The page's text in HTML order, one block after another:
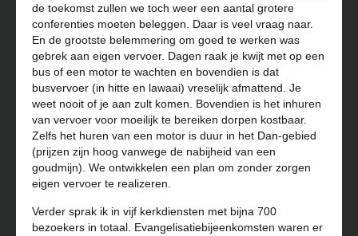
de toekomst zullen we toch weer een aantal grotere
conferenties moeten beleggen. Daar is veel vraag naar.
En de grootste belemmering om goed te werken was
gebrek aan eigen vervoer. Dagen raak je kwijt met op een
bus of een motor te wachten en bovendien is dat
busvervoer (in hitte en lawaai) vreselijk afmattend. Je
weet nooit of je aan zult komen. Bovendien is het inhuren
van vervoer voor moeilijk te bereiken dorpen kostbaar.
Zelfs het huren van een motor is duur in het Dan-gebied
(prijzen zijn hoog vanwege de nabijheid van een
goudmijn). We ontwikkelen een plan om zonder zorgen
eigen vervoer te realizeren.
Verder sprak ik in vijf kerkdiensten met bijna 700
bezoekers in totaal. Evangelisatiebijeenkomsten waren er